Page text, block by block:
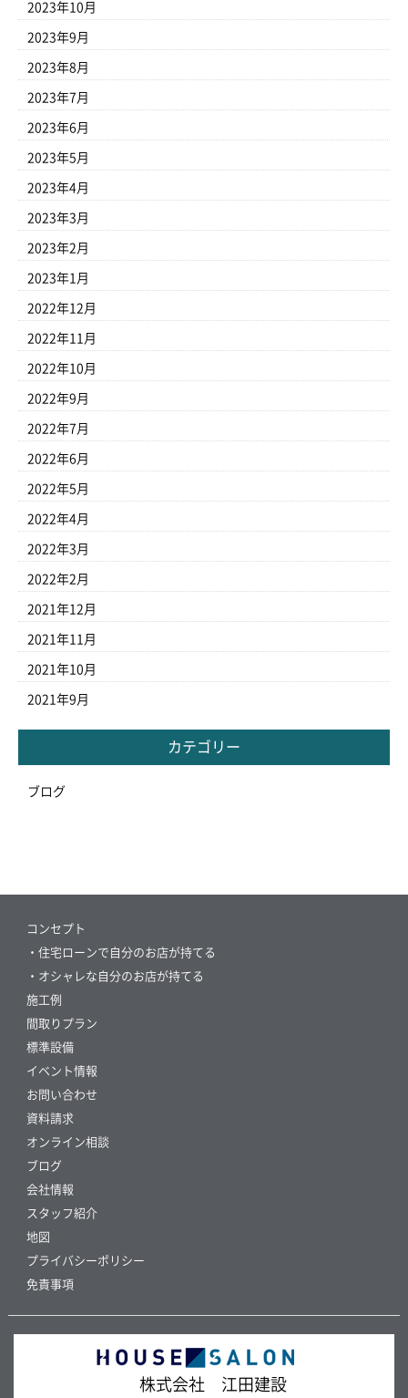
2023年10月
2023年9月
2023年8月
2023年7月
2023年6月
2023年5月
2023年4月
2023年3月
2023年2月
2023年1月
2022年12月
2022年11月
2022年10月
2022年9月
2022年7月
2022年6月
2022年5月
2022年4月
2022年3月
2022年2月
2021年12月
2021年11月
2021年10月
2021年9月
カテゴリー
ブログ
コンセプト
・住宅ローンで自分のお店が持てる
・オシャレな自分のお店が持てる
施工例
間取りプラン
標準設備
イベント情報
お問い合わせ
資料請求
オンライン相談
ブログ
会社情報
スタッフ紹介
地図
プライバシーポリシー
免責事項
株式会社 江田建設